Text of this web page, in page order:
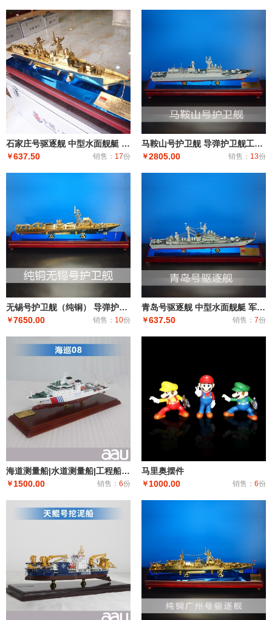
石家庄号驱逐舰 中型水面舰艇 军事海军舰艇模型 工艺船航模纪念摆件展览收藏品送
￥637.50 销售： 17份
马鞍山号护卫舰 导弹护卫舰工艺船航模纪念摆件展览收藏品送礼
￥2805.00 销售： 13份
无锡号护卫舰（纯铜） 导弹护卫舰工艺船航模纪念摆件展览收藏品送礼
￥7650.00 销售： 10份
青岛号驱逐舰 中型水面舰艇 军事海军舰艇模型 工艺船航模纪念摆件展览收藏品送
￥637.50 销售： 7份
海道测量船|水道测量船|工程船布缆船|海巡08海道测量船模型工艺船航模纪念摆件展览收藏品送礼
￥ 1500.00 销售： 6份
马里奥摆件
￥ 1000.00 销售： 6份